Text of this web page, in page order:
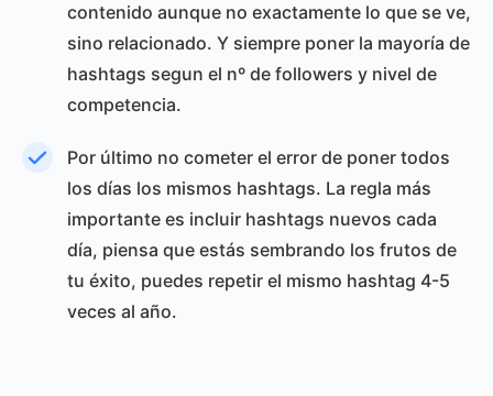
contenido aunque no exactamente lo que se ve,
sino relacionado. Y siempre poner la mayoría de
hashtags segun el nº de followers y nivel de
competencia.
Por último no cometer el error de poner todos
los días los mismos hashtags. La regla más
importante es incluir hashtags nuevos cada
día, piensa que estás sembrando los frutos de
tu éxito, puedes repetir el mismo hashtag 4-5
veces al año.